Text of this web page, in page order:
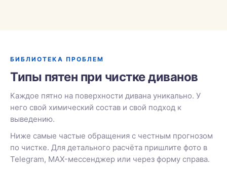
БИБЛИОТЕКА ПРОБЛЕМ
Типы пятен при чистке диванов
Каждое пятно на поверхности дивана уникально. У
него свой химический состав и свой подход к
выведению.
Ниже самые частые обращения с честным прогнозом
по чистке. Для детального расчёта пришлите фото в
Telegram, MAX-мессенджер или через форму справа.